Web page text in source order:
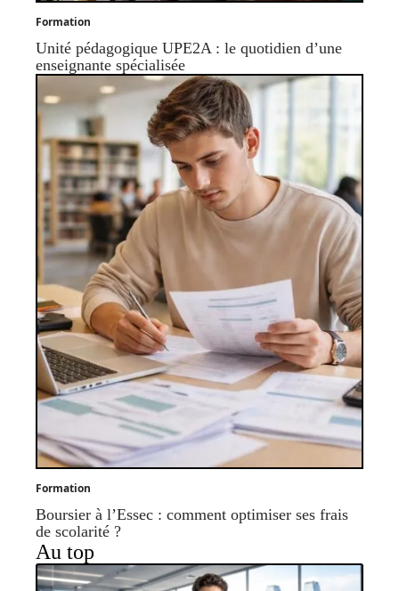
Formation
Unité pédagogique UPE2A : le quotidien d’une
enseignante spécialisée
Formation
Boursier à l’Essec : comment optimiser ses frais
de scolarité ?
Au top